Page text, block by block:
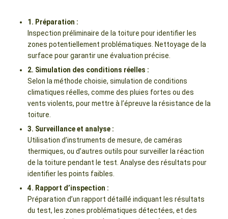
1. Préparation :
Inspection préliminaire de la toiture pour identifier les
zones potentiellement problématiques. Nettoyage de la
surface pour garantir une évaluation précise.
2. Simulation des conditions réelles :
Selon la méthode choisie, simulation de conditions
climatiques réelles, comme des pluies fortes ou des
vents violents, pour mettre à l’épreuve la résistance de la
toiture.
3. Surveillance et analyse :
Utilisation d’instruments de mesure, de caméras
thermiques, ou d’autres outils pour surveiller la réaction
de la toiture pendant le test. Analyse des résultats pour
identifier les points faibles.
4. Rapport d’inspection :
Préparation d’un rapport détaillé indiquant les résultats
du test, les zones problématiques détectées, et des